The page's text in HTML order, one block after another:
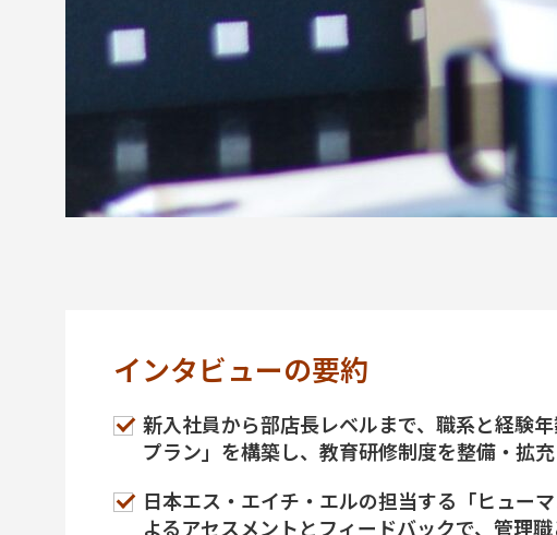
インタビューの要約
新入社員から部店長レベルまで、職系と経験
プラン」を構築し、教育研修制度を整備・拡充
日本エス・エイチ・エルの担当する「ヒュー
よるアセスメントとフィードバックで、管理